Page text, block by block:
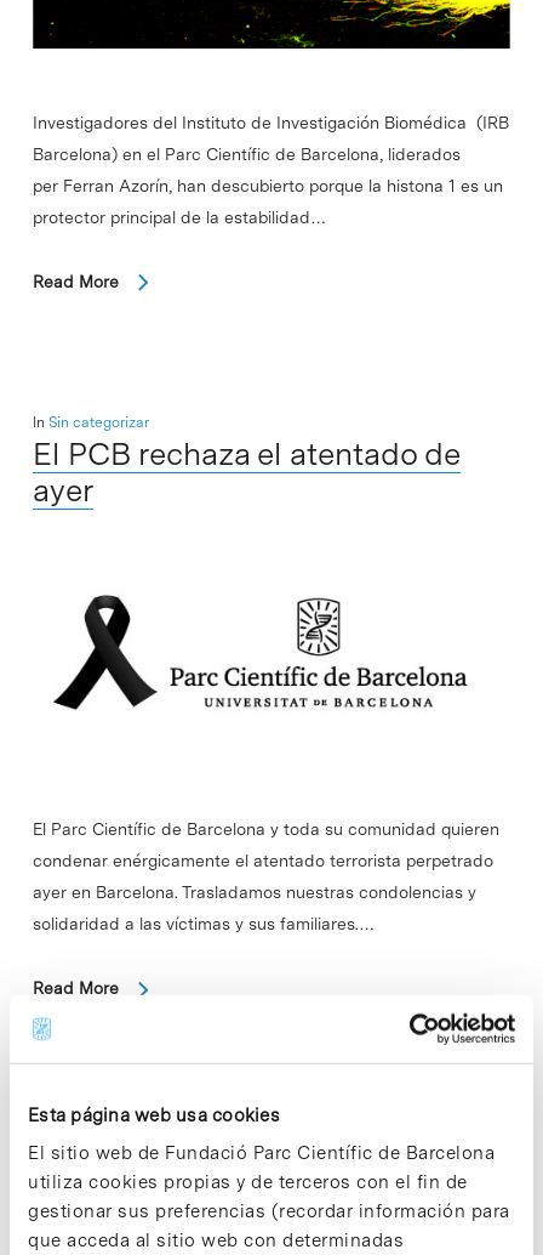
Esta página web usa cookies
El sitio web de Fundació Parc Científic de Barcelona
utiliza cookies propias y de terceros con el fin de
gestionar sus preferencias (recordar información para
que acceda al sitio web con determinadas
Investigadores del Instituto de Investigación Biomédica (IRB
Barcelona) en el Parc Científic de Barcelona, liderados
per Ferran Azorín, han descubierto porque la histona 1 es un
protector principal de la estabilidad…
Read More
In Sin categorizar
El PCB rechaza el atentado de
ayer
El Parc Científic de Barcelona y toda su comunidad quieren
condenar enérgicamente el atentado terrorista perpetrado
ayer en Barcelona. Trasladamos nuestras condolencias y
solidaridad a las víctimas y sus familiares.…
Read More
Sin categorizar
Refutan un dogma científico que
asociaba el envejecimiento con la
pérdida del ciclo circadiano de